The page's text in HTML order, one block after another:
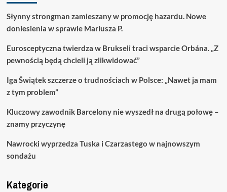
Słynny strongman zamieszany w promocję hazardu. Nowe
doniesienia w sprawie Mariusza P.
Eurosceptyczna twierdza w Brukseli traci wsparcie Orbána. „Z
pewnością będą chcieli ją zlikwidować”
Iga Świątek szczerze o trudnościach w Polsce: „Nawet ja mam
z tym problem”
Kluczowy zawodnik Barcelony nie wyszedł na drugą połowę –
znamy przyczynę
Nawrocki wyprzedza Tuska i Czarzastego w najnowszym
sondażu
Kategorie